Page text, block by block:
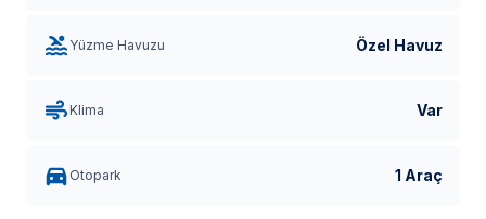
Yüzme Havuzu Özel Havuz
Klima Var
Otopark 1 Araç